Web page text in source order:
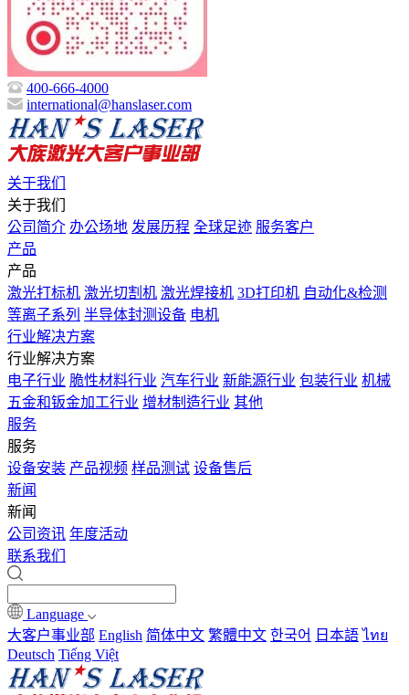
400-666-4000
international@hanslaser.com
关于我们
关于我们
公司简介 办公场地 发展历程 全球足迹 服务客户
产品
产品
激光打标机 激光切割机 激光焊接机 3D打印机 自动化&检测
等离子系列 半导体封测设备 电机
行业解决方案
行业解决方案
电子行业 脆性材料行业 汽车行业 新能源行业 包装行业 机械
五金和钣金加工行业 增材制造行业 其他
服务
服务
设备安装 产品视频 样品测试 设备售后
新闻
新闻
公司资讯 年度活动
联系我们
Language
大客户事业部 English 简体中文 繁體中文 한국어 日本語 ไทย
Deutsch Tiếng Việt